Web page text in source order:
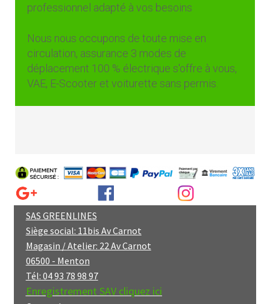
professionnel adapté à vos besoins
Nous nous occupons de toute mise en
circulation, assurance 3 modes de
déplacement 100 % électrique s'offre à vous,
VAE, E-Scooter et voiturette sans permis.
SAS GREENLINES
Siège social: 11bis Av Carnot
Magasin / Atelier: 22 Av Carnot
06500 - Menton
Tél: 04 93 78 98 97
Enregistrement SAV cliquez ici